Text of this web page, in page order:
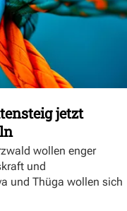
jetzt
wollen enger
und
und Thüga wollen sich